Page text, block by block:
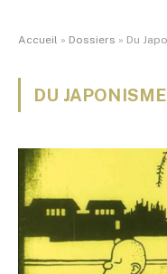
Accueil » Dossiers » Du
DU